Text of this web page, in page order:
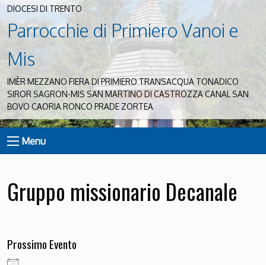
DIOCESI DI TRENTO
Parrocchie di Primiero Vanoi e
Mis
IMÈR MEZZANO FIERA DI PRIMIERO TRANSACQUA TONADICO
SIROR SAGRON-MIS SAN MARTINO DI CASTROZZA CANAL SAN
BOVO CAORIA RONCO PRADE ZORTEA
Menu
Gruppo missionario Decanale
Prossimo Evento